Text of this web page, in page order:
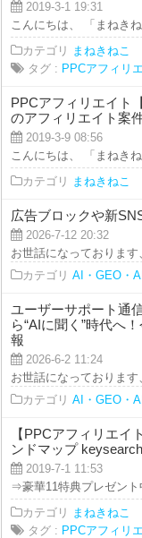
2019-3-1 19:31
こんにちは、 「まねき
カテゴリ
まねきねこ
タグ : PPCアフィリ
PPCアフィリエイト
のアフィリエイト案
2019-3-9 08:56
こんにちは、 「まねき
カテゴリ まねきねこ
広告ブロックや新
2026-7-12 20:32
お世話になっておりま
カテゴリ AI・GEO・
ユーザーサポート通
ら“AIに聞く”時代へ
報
2026-6-2 11:24
お世話になっておりま
カテゴリ AI・GEO・
【PPCアフィリエイ
ンドマップ
2019-7-1 11:53
⇒豪華11特典プレゼン
カテゴリ
まねきねこ
タグ : PPCアフィリ